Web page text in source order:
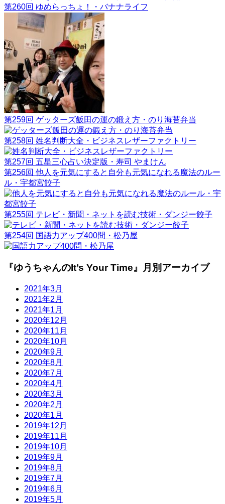
第260回 ゆめらっちょ！・バナナライフ
第259回 ゲッターズ飯田の運の鍛え方・のり海苔弁当
第258回 姓名判断大全・ビジネスレザーファクトリー
第257回 五星三心占い決定版・寿司 やまけん
第256回 他人を元気にすると自分も元気になれる魔法のルー
ル・宇都宮餃子
第255回 テレビ・新聞・ネットを読む技術・ダンジー餃子
第254回 国語力アップ400問・松乃屋
『ゆうちゃんのIt’s Your Time』月別アーカイブ
2021年3月
2021年2月
2021年1月
2020年12月
2020年11月
2020年10月
2020年9月
2020年8月
2020年7月
2020年4月
2020年3月
2020年2月
2020年1月
2019年12月
2019年11月
2019年10月
2019年9月
2019年8月
2019年7月
2019年6月
2019年5月